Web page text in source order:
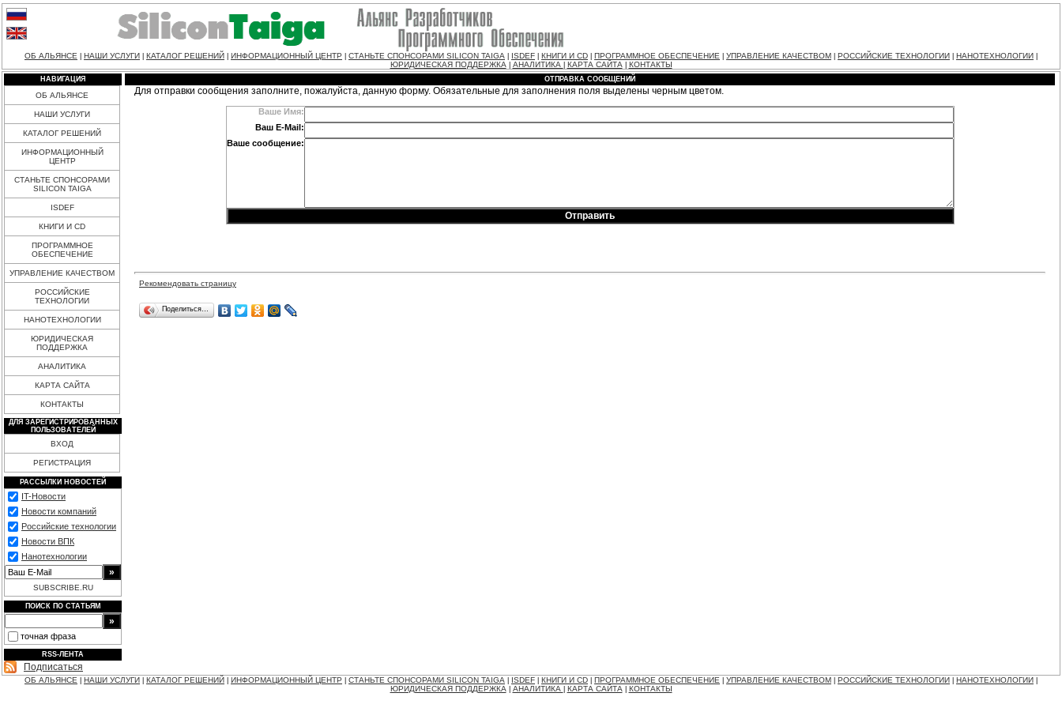
ОБ АЛЬЯНСЕ НАШИ УСЛУГИ КАТАЛОГ РЕШЕНИЙ ИНФОРМАЦИОННЫЙ ЦЕНТР СТАНЬТЕ СПОНСОРАМИ SILICON TAIGA ISDEF КНИГИ И CD ПРОГРАММНОЕ ОБЕСПЕЧЕНИЕ УПРАВЛЕНИЕ КАЧЕСТВОМ РОССИЙСКИЕ ТЕХНОЛОГИИ НАНОТЕХНОЛОГИИ
ЮРИДИЧЕСКАЯ ПОДДЕРЖКА| АНАЛИТИКА КАРТА САЙТА| КОНТАКТЫ
НАВИГАЦИЯ
ОБ АЛЬЯНСЕ
НАШИ УСЛУГИ
КАТАЛОГ РЕШЕНИЙ
ИНФОРМАЦИОННЫЙ
ЦЕНТР
СТАНЬТЕ СПОНСОРАМИ
SILICON TAIGA
ISDEF
КНИГИ И CD
ПРОГРАММНОЕ
ОБЕСПЕЧЕНИЕ
УПРАВЛЕНИЕ КАЧЕСТВОМ
РОССИЙСКИЕ
ТЕХНОЛОГИИ
НАНОТЕХНОЛОГИИ
ЮРИДИЧЕСКАЯ
ПОДДЕРЖКА
АНАЛИТИКА
КАРТА САЙТА
КОНТАКТЫ
ДЛЯ ЗАРЕГИСТРИРОВАННЫХ
ПОЛЬЗОВАТЕЛЕЙ
ВХОД
РЕГИСТРАЦИЯ
РАССЫЛКИ НОВОСТЕЙ
IT-Новости
Новости компаний
Российские технологии
Новости ВПК
Нанотехнологии
SUBSCRIBE.RU
ПОИСК ПО СТАТЬЯМ
точная фраза
RSS-ЛЕНТА
Подписаться
ОТПРАВКА СООБЩЕНИЙ
Для отправки сообщения заполните, пожалуйста, данную форму. Обязательные для заполнения поля выделены черным цветом.
Ваше Имя:
Ваш E-Mail:
Ваше сообщение:
Рекомендовать страницу
Поделиться…
ОБ АЛЬЯНСЕ НАШИ УСЛУГИ КАТАЛОГ РЕШЕНИЙ ИНФОРМАЦИОННЫЙ ЦЕНТР СТАНЬТЕ СПОНСОРАМИ SILICON TAIGA ISDEF КНИГИ И CD ПРОГРАММНОЕ ОБЕСПЕЧЕНИЕ УПРАВЛЕНИЕ КАЧЕСТВОМ РОССИЙСКИЕ ТЕХНОЛОГИИ НАНОТЕХНОЛОГИИ
ЮРИДИЧЕСКАЯ ПОДДЕРЖКА| АНАЛИТИКА КАРТА САЙТА| КОНТАКТЫ